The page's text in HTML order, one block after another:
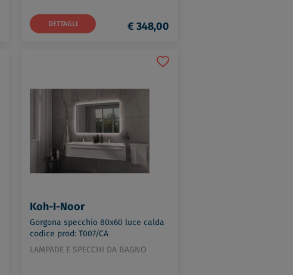
DETTAGLI € 348,00
Koh-I-Noor
Gorgona specchio 80x60 luce calda
codice prod: T007/CA
LAMPADE E SPECCHI DA BAGNO